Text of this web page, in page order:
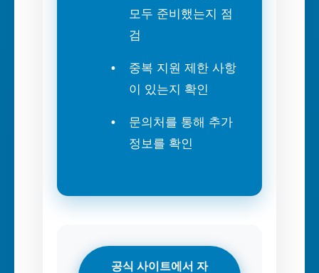
모두 준비했는지 점
검
중복 지원 제한 사항
이 있는지 확인
문의처를 통해 추가
정보를 확인
공식 사이트에서 자